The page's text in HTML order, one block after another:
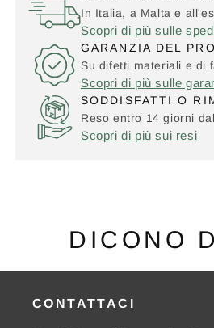
In Italia, a Malta e
Scopri di più sulle
GARANZIA DEL
Su difetti materiali e di
Scopri di più sulle
SODDISFATTI O
Reso entro 14 giorni
Scopri di più sui resi
DICONO
CONTATTACI